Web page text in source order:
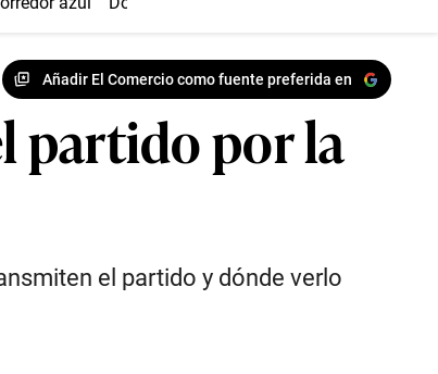
Añadir El Comercio como fuente preferida en
partido por la
el partido y dónde verlo